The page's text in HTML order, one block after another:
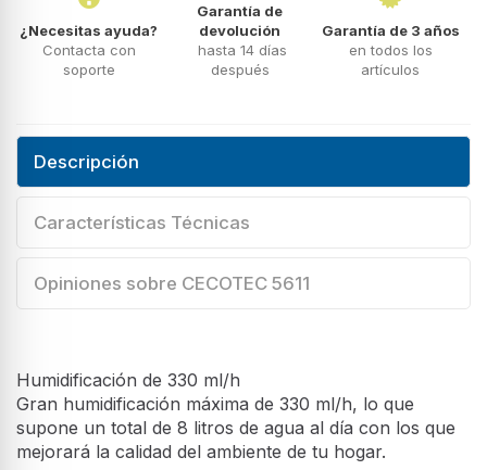
¿Necesitas ayuda?
Contacta con
soporte
Garantía de
devolución
hasta 14 días
después
Garantía de 3 años
en todos los
artículos
Descripción
Características Técnicas
Opiniones sobre CECOTEC 5611
Humidificación de 330 ml/h
Gran humidificación máxima de 330 ml/h, lo que
supone un total de 8 litros de agua al día con los que
mejorará la calidad del ambiente de tu hogar.